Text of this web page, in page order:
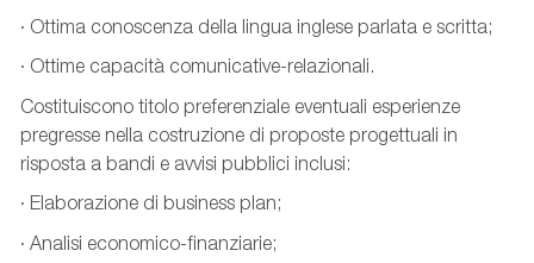
· Ottima conoscenza della lingua inglese parlata e scritta;
· Ottime capacità comunicative-relazionali.
Costituiscono titolo preferenziale eventuali esperienze
pregresse nella costruzione di proposte progettuali in
risposta a bandi e avvisi pubblici inclusi:
· Elaborazione di business plan;
· Analisi economico-finanziarie;